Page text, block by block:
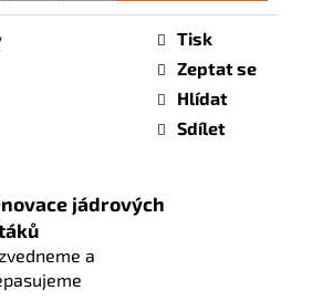
Tisk
Zeptat se
Hlídat
Sdílet
jádrových
a